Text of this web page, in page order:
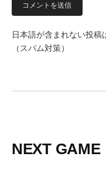
日本語が含まれない投稿
（スパム対策）
NEXT GAME